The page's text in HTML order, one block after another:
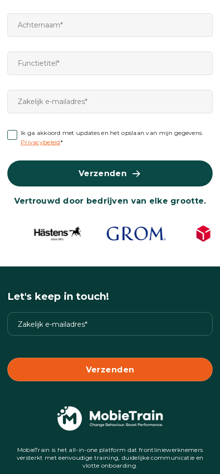
Ik ga akkoord met updates en het opslaan van mijn gegevens.
Privacybeleid*
Verzenden
Vertrouwd door bedrijven van elke grootte.
Let's keep in touch!
MobieTrain is het all-in-one platform dat frontliniewerknemers
versterkt met eenvoudige training, duidelijke communicatie en
vlotte onboarding.